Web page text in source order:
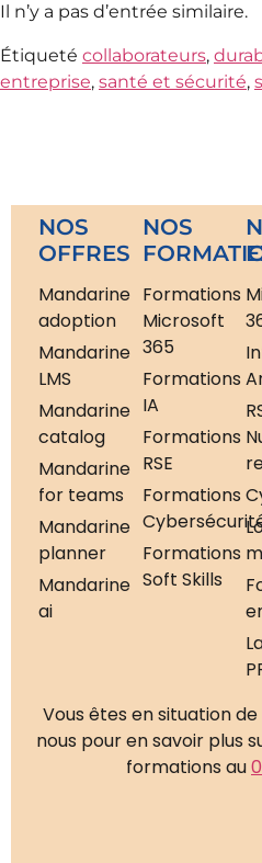
Il n’y a pas d’entrée similaire.
Étiqueté collaborateurs,
entreprise, santé et sécurité,
NOS
OFFRES
Mandarine
adoption
Mandarine
LMS
Mandarine
catalog
Mandarine
for teams
Mandarine
planner
Mandarine
ai
NOS
Formations
Microsoft
365
Formations
IA
Formations
RSE
Formations
Formations
Soft Skills
Vous êtes en situation
nous pour en savoir plus
formations au